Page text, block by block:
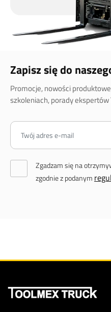
Zapisz się do
Promocje, nowości
szkoleniach, porady ekspertów
Zgadzam się na
zgodnie z podanym